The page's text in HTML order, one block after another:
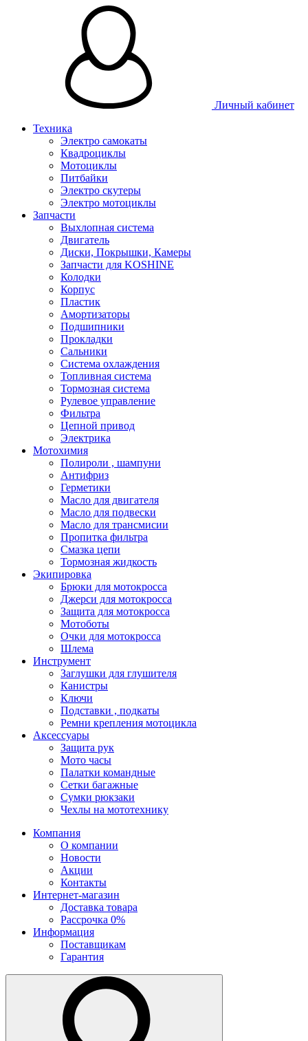
Личный кабинет
Техника
Электро самокаты
Квадроциклы
Мотоциклы
Питбайки
Электро скутеры
Электро мотоциклы
Запчасти
Выхлопная система
Двигатель
Диски, Покрышки, Камеры
Запчасти для KOSHINE
Колодки
Корпус
Пластик
Амортизаторы
Подшипники
Прокладки
Сальники
Система охлаждения
Топливная система
Тормозная система
Рулевое управление
Фильтра
Цепной привод
Электрика
Мотохимия
Полироли , шампуни
Антифриз
Герметики
Масло для двигателя
Масло для подвески
Масло для трансмисии
Пропитка фильтра
Смазка цепи
Тормозная жидкость
Экипировка
Брюки для мотокросса
Джерси для мотокросса
Защита для мотокросса
Мотоботы
Очки для мотокросса
Шлема
Инструмент
Заглушки для глушителя
Канистры
Ключи
Подставки , подкаты
Ремни крепления мотоцикла
Аксессуары
Защита рук
Мото часы
Палатки командные
Сетки багажные
Сумки рюкзаки
Чехлы на мототехнику
Компания
О компании
Новости
Акции
Контакты
Интернет-магазин
Доставка товара
Рассрочка 0%
Информация
Поставщикам
Гарантия